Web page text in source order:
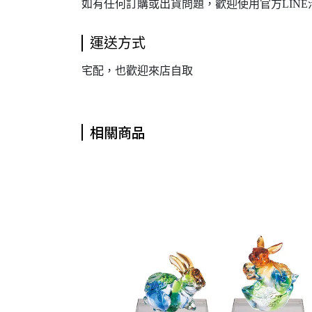
如有任何訂購或出貨問題，歡迎使用官方LINE
運送方式
宅配，也歡迎來店自取
相關商品